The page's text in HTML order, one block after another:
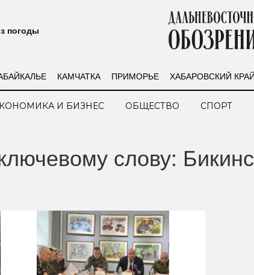
погоды
КАМЧАТКА ПРИМОРЬЕ ХАБАРОВСКИЙ КРАЙ
И БИЗНЕС ОБЩЕСТВО СПОРТ
слову: